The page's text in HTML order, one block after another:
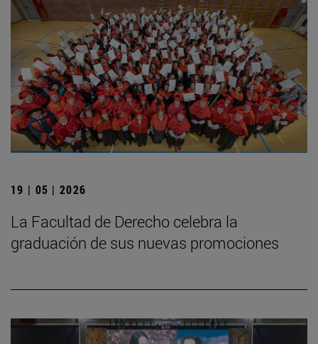
19 | 05 | 2026
La Facultad de Derecho celebra la
graduación de sus nuevas promociones